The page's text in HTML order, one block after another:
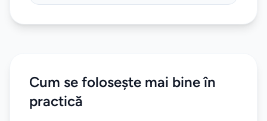
Cum se folosește mai bine în
practică